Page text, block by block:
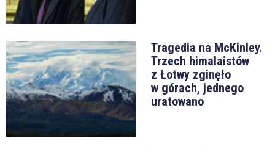
Tragedia na McKinley.
Trzech himalaistów
z Łotwy zginęło
w górach, jednego
uratowano